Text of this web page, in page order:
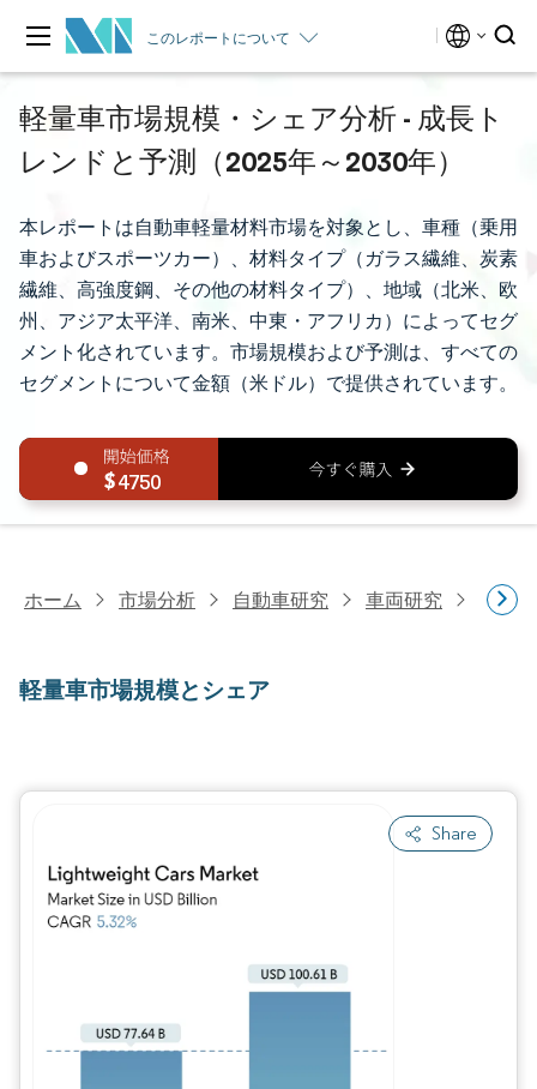
このレポートについて
軽量車市場規模・シェア分析 - 成長ト
レンドと予測（2025年～2030年）
本レポートは自動車軽量材料市場を対象とし、車種（乗用
車およびスポーツカー）、材料タイプ（ガラス繊維、炭素
繊維、高強度鋼、その他の材料タイプ）、地域（北米、欧
州、アジア太平洋、南米、中東・アフリカ）によってセグ
メント化されています。市場規模および予測は、すべての
セグメントについて金額（米ドル）で提供されています。
4750
ホーム 市場分析 自動車研究 車両研究 軽量
軽量車市場規模とシェア
Share